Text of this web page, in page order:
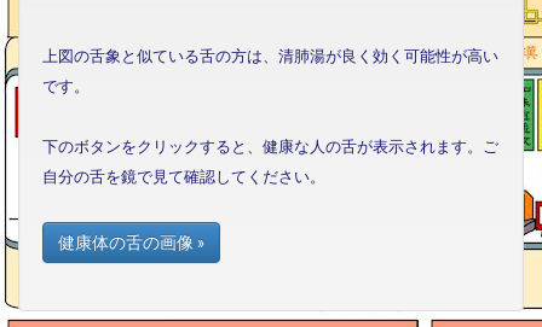
上図の舌象と似ている舌の方は、清肺湯が良く効く可能性が高い
です。
下のボタンをクリックすると、健康な人の舌が表示されます。ご
自分の舌を鏡で見て確認してください。
健康体の舌の画像 »